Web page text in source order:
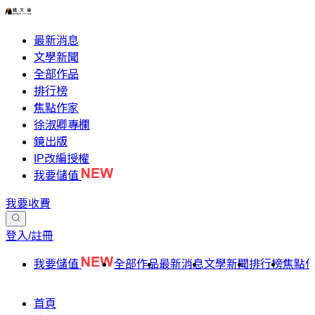
最新消息
文學新聞
全部作品
排行榜
焦點作家
徐淑卿專欄
鏡出版
IP改編授權
我要儲值
我要收費
登入/註冊
我要儲值 全部作品最新消息文學新聞排行榜焦點
首頁